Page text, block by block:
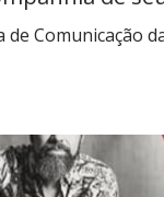
de Comunicação